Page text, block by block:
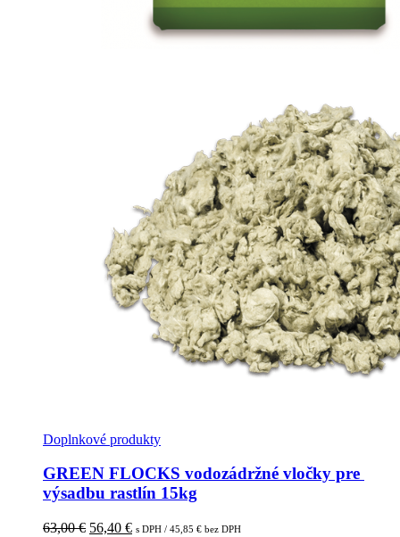
Doplnkové produkty
GREEN FLOCKS vodozádržné vločky pre
výsadbu rastlín 15kg
63,00€ Pôvodná
56,40 €Aktuálna
s DPH / 45,85 € bez DPH